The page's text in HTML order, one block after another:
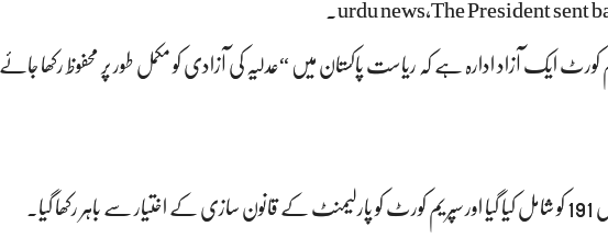
urdu news,The President sent
کورٹ ایک آزاد ادارہ ہے کہ ریاست پاکستان میں “عدلیہ کی آزادی کو مکمل طور پر محفوظ رکھا جائے